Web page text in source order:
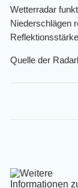
Wetterradar
Niederschlägen
Quelle der